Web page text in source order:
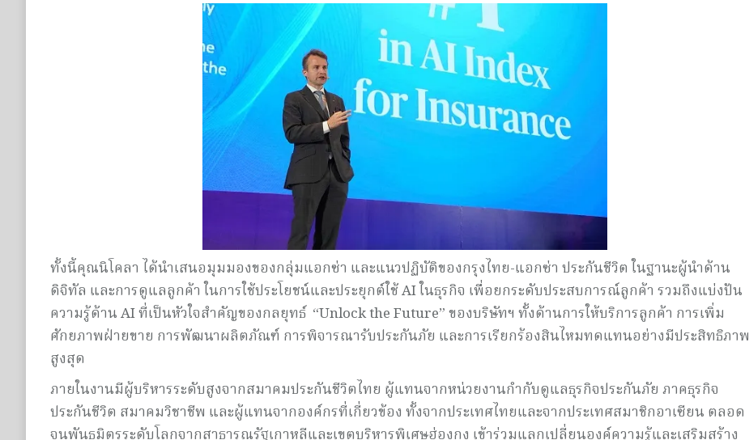
ทั้งนี้คุณนิโคลา ได้นำเสนอมุมมองของกลุ่มแอกซ่า และแนวปฏิบัติของกรุงไทย-แอกซ่า ประกันชีวิต ในฐานะผู้นำด้าน
ดิจิทัล และการดูแลลูกค้า ในการใช้ประโยชน์และประยุกต์ใช้ AI ในธุรกิจ เพื่อยกระดับประสบการณ์ลูกค้า รวมถึงแบ่งปัน
ความรู้ด้าน AI ที่เป็นหัวใจสำคัญของกลยุทธ์ “Unlock the Future” ของบริษัทฯ ทั้งด้านการให้บริการลูกค้า การเพิ่ม
ศักยภาพฝ่ายขาย การพัฒนาผลิตภัณฑ์ การพิจารณารับประกันภัย และการเรียกร้องสินไหมทดแทนอย่างมีประสิทธิภาพ
สูงสุด
ภายในงานมีผู้บริหารระดับสูงจากสมาคมประกันชีวิตไทย ผู้แทนจากหน่วยงานกำกับดูแลธุรกิจประกันภัย ภาคธุรกิจ
ประกันชีวิต สมาคมวิชาชีพ และผู้แทนจากองค์กรที่เกี่ยวข้อง ทั้งจากประเทศไทยและจากประเทศสมาชิกอาเซียน ตลอด
จนพันธมิตรระดับโลกจากสาธารณรัฐเกาหลีและเขตบริหารพิเศษฮ่องกง เข้าร่วมแลกเปลี่ยนองค์ความรู้และเสริมสร้าง